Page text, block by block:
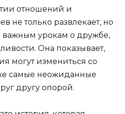
отношений и
не только развлекает, но
важным урокам о дружбе,
Она показывает,
могут измениться со
самые неожиданные
другу опорой.